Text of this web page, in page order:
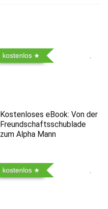
kostenlos
Kostenloses eBook: Von der
Freundschaftsschublade
zum Alpha Mann
kostenlos